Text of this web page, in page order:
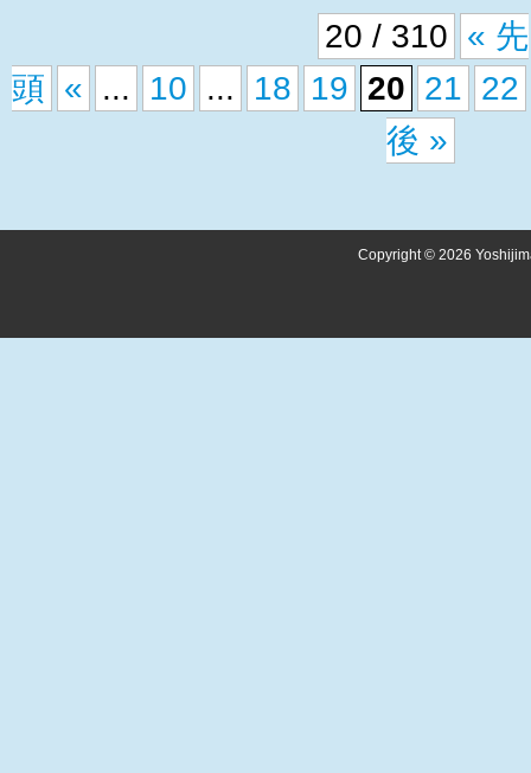
20 / 310 « 先
頭 « ... 10 ... 18 19 20 21 22
後 »
Copyright © 2026